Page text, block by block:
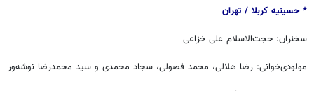
* حسینیه کربلا / ‏‬تهران
سخنران: حجت‌الاسلام علی خزاعی
مولودی‌خوانی: رضا هلالی، محمد فصولی، سجاد محمدی و سید محمدرضا نوشه‌ور